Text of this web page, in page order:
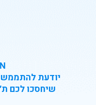
יודעת
שיחסכו לכם